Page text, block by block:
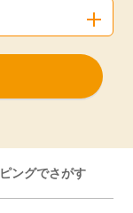
ングでさがす